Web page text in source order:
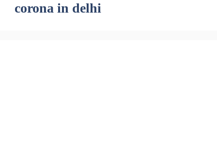
corona in delhi